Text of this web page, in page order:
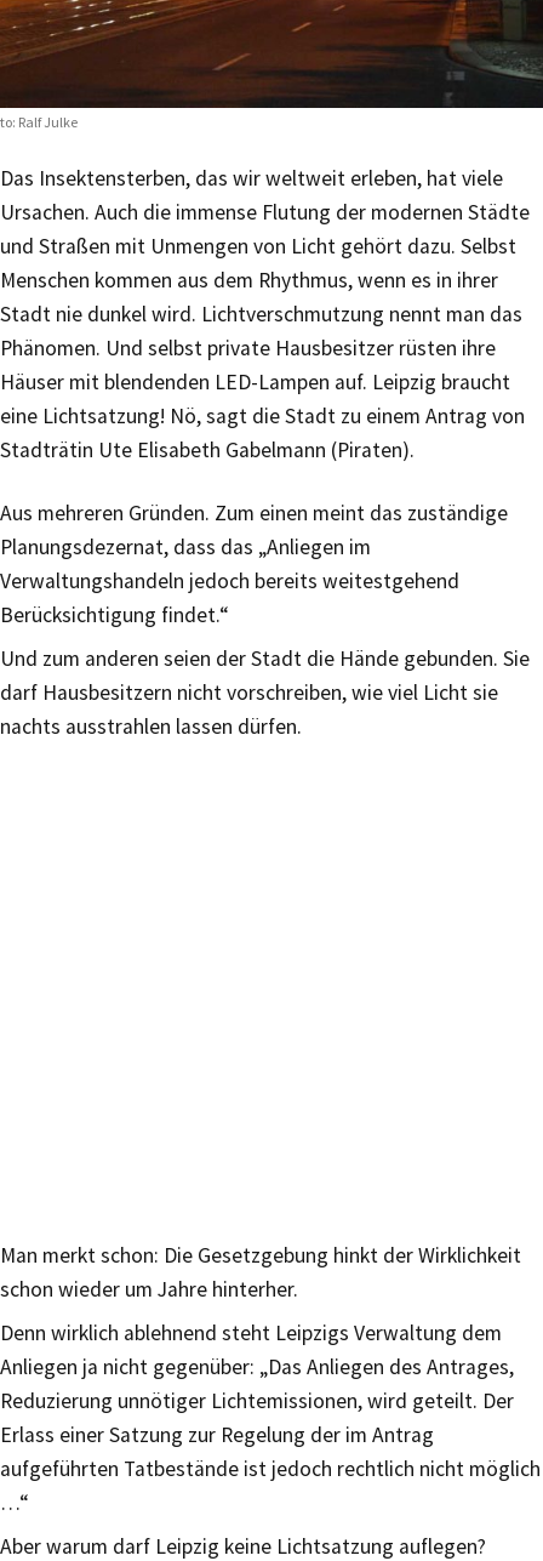
Ralf Julke
Das Insektensterben, das wir weltweit erleben, hat viele
Ursachen. Auch die immense Flutung der modernen Städte
und Straßen mit Unmengen von Licht gehört dazu. Selbst
Menschen kommen aus dem Rhythmus, wenn es in ihrer
Stadt nie dunkel wird. Lichtverschmutzung nennt man das
Phänomen. Und selbst private Hausbesitzer rüsten ihre
Häuser mit blendenden LED-Lampen auf. Leipzig braucht
eine Lichtsatzung! Nö, sagt die Stadt zu einem Antrag von
Stadträtin Ute Elisabeth Gabelmann (Piraten).
Aus mehreren Gründen. Zum einen meint das zuständige
Planungsdezernat, dass das „Anliegen im
Verwaltungshandeln jedoch bereits weitestgehend
Berücksichtigung findet.“
Und zum anderen seien der Stadt die Hände gebunden. Sie
darf Hausbesitzern nicht vorschreiben, wie viel Licht sie
nachts ausstrahlen lassen dürfen.
Man merkt schon: Die Gesetzgebung hinkt der Wirklichkeit
schon wieder um Jahre hinterher.
Denn wirklich ablehnend steht Leipzigs Verwaltung dem
Anliegen ja nicht gegenüber: „Das Anliegen des Antrages,
Reduzierung unnötiger Lichtemissionen, wird geteilt. Der
Erlass einer Satzung zur Regelung der im Antrag
aufgeführten Tatbestände ist jedoch rechtlich nicht möglich
…“
Aber warum darf Leipzig keine Lichtsatzung auflegen?